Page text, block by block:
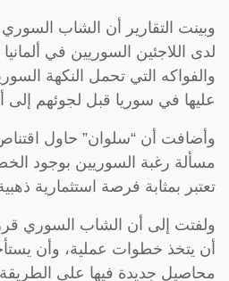
وبينت التقارير أن الشاب
لدى اللاجئين السوريين في
والفواكه التي تحمل النكهة
عليها في سوريا قبل لجوئهم إلى
وأضافت أن “سلوان” حاول
مسألة رغبة السوريين بوجود
تعتبر بمثابة فرصة استثمارية
ولفتت إلى أن الشاب السوري
أن يتخذ خطوات عملية، وأن
محاصيل جديدة فيها على